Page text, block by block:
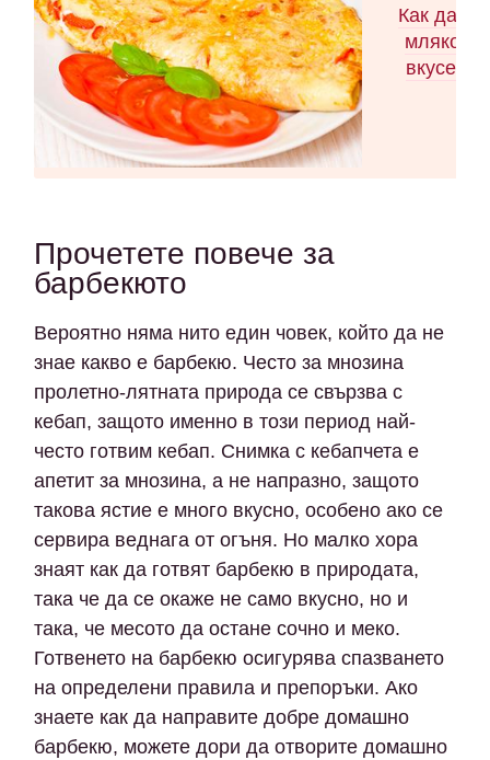
Как да
мляко
вкусен
Прочетете повече за
барбекюто
Вероятно няма нито един човек, който да не
знае какво е барбекю. Често за мнозина
пролетно-лятната природа се свързва с
кебап, защото именно в този период най-
често готвим кебап. Снимка с кебапчета е
апетит за мнозина, а не напразно, защото
такова ястие е много вкусно, особено ако се
сервира веднага от огъня. Но малко хора
знаят как да готвят барбекю в природата,
така че да се окаже не само вкусно, но и
така, че месото да остане сочно и меко.
Готвенето на барбекю осигурява спазването
на определени правила и препоръки. Ако
знаете как да направите добре домашно
барбекю, можете дори да отворите домашно